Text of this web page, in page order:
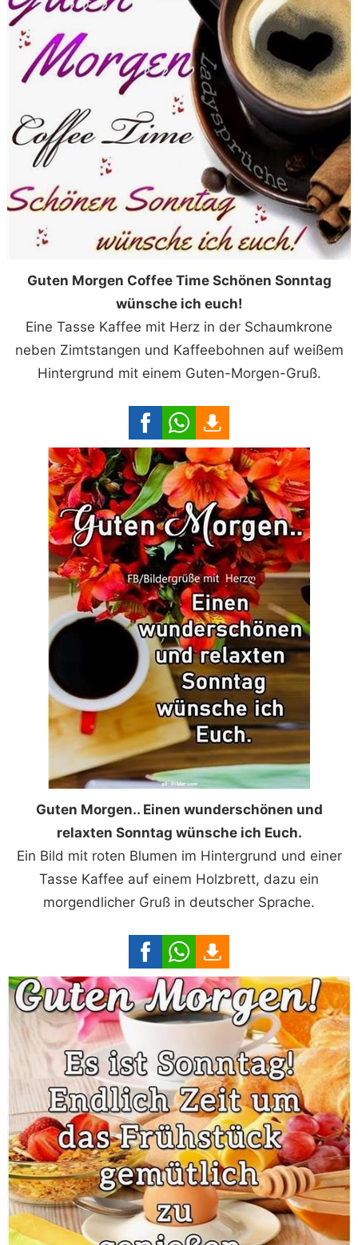
Guten Morgen Coffee Time Schönen Sonntag
wünsche ich euch!
Eine Tasse Kaffee mit Herz in der Schaumkrone
neben Zimtstangen und Kaffeebohnen auf weißem
Hintergrund mit einem Guten-Morgen-Gruß.
Guten Morgen.. Einen wunderschönen und
relaxten Sonntag wünsche ich Euch.
Ein Bild mit roten Blumen im Hintergrund und einer
Tasse Kaffee auf einem Holzbrett, dazu ein
morgendlicher Gruß in deutscher Sprache.